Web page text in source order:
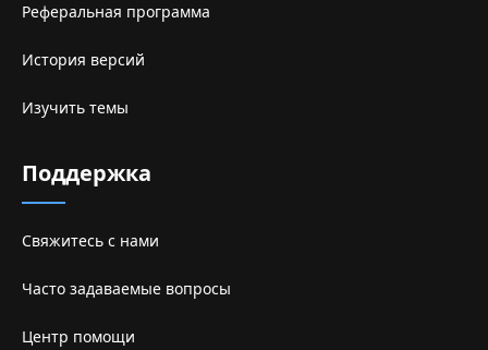
Реферальная программа
История версий
Изучить темы
Поддержка
Свяжитесь с нами
Часто задаваемые вопросы
Центр помощи